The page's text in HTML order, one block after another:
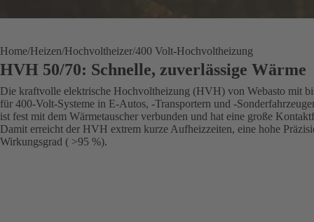
Home Heizen Hochvoltheizer 400 Volt-Hochvoltheizung
HVH 50/70: Schnelle, zuverlässige Wärme
Die kraftvolle elektrische Hochvoltheizung (HVH) von Webasto mit
für 400-Volt-Systeme in E-Autos, -Transportern und -
ist fest mit dem Wärmetauscher verbunden und hat eine große
Damit erreicht der HVH extrem kurze Aufheizzeiten, eine hohe
Wirkungsgrad ( >95 %).